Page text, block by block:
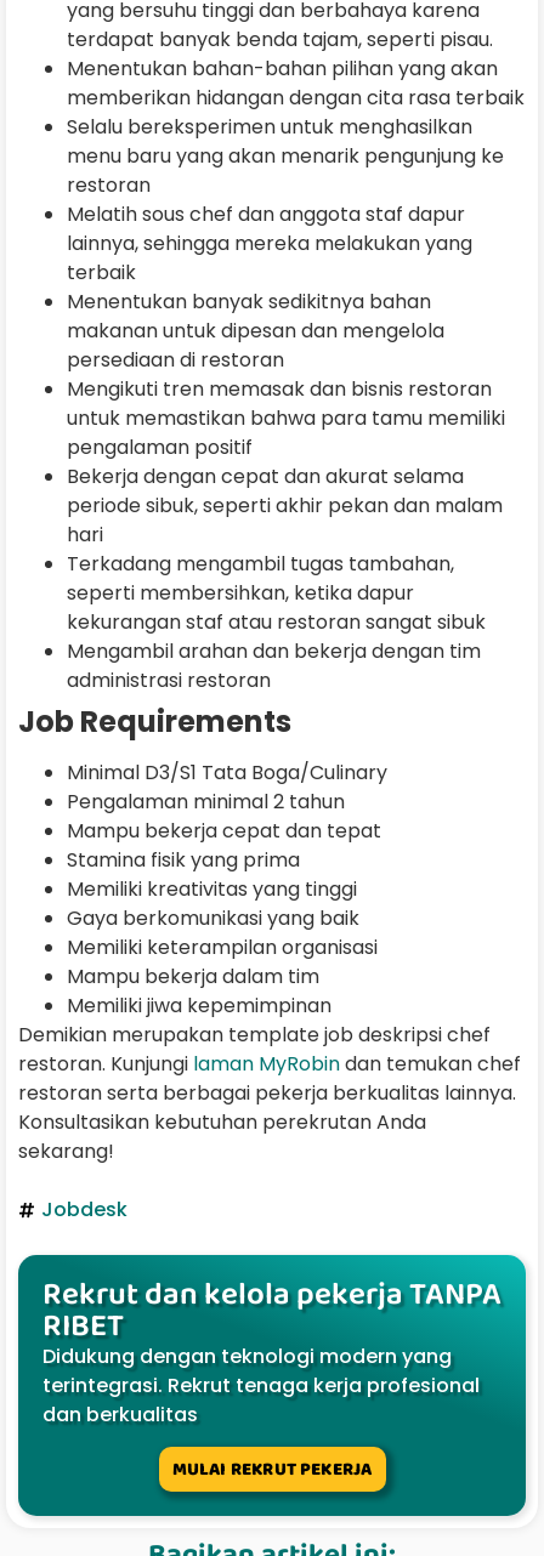
yang bersuhu tinggi dan berbahaya karena
terdapat banyak benda tajam, seperti pisau.
Menentukan bahan-bahan pilihan yang akan
memberikan hidangan dengan cita rasa terbaik
Selalu bereksperimen untuk menghasilkan
menu baru yang akan menarik pengunjung ke
restoran
Melatih sous chef dan anggota staf dapur
lainnya, sehingga mereka melakukan yang
terbaik
Menentukan banyak sedikitnya bahan
makanan untuk dipesan dan mengelola
persediaan di restoran
Mengikuti tren memasak dan bisnis restoran
untuk memastikan bahwa para tamu memiliki
pengalaman positif
Bekerja dengan cepat dan akurat selama
periode sibuk, seperti akhir pekan dan malam
hari
Terkadang mengambil tugas tambahan,
seperti membersihkan, ketika dapur
kekurangan staf atau restoran sangat sibuk
Mengambil arahan dan bekerja dengan tim
administrasi restoran
Job Requirements
Minimal D3/S1 Tata Boga/Culinary
Pengalaman minimal 2 tahun
Mampu bekerja cepat dan tepat
Stamina fisik yang prima
Memiliki kreativitas yang tinggi
Gaya berkomunikasi yang baik
Memiliki keterampilan organisasi
Mampu bekerja dalam tim
Memiliki jiwa kepemimpinan
Demikian merupakan template job deskripsi chef
restoran. Kunjungi laman MyRobindan temukan chef
restoran serta berbagai pekerja berkualitas lainnya.
Konsultasikan kebutuhan perekrutan Anda
sekarang!
Jobdesk
Rekrut dan kelola pekerja TANPA
RIBET
Didukung dengan teknologi modern yang
terintegrasi. Rekrut tenaga kerja profesional
dan berkualitas
MULAI REKRUT PEKERJA